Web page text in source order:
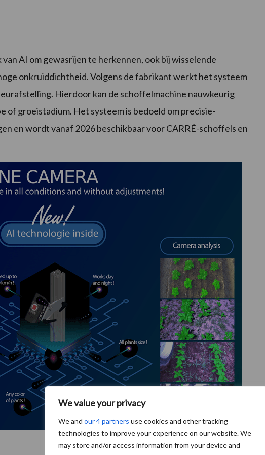
We value your privacy
We and our 4 partners use cookies and other tracking
technologies to improve your experience on our website. We
may store and/or access information from your device and
AI om gewasrijen te herkennen, ook bij wisselende
onkruiddichtheid. Volgens de fabrikant werkt het systeem
Hierdoor kan de schoffelmachine nauwkeurig
of groeistadium. Het systeem is bedoeld om precisie-
en wordt vanaf 2026 beschikbaar voor CARRÉ-schoffels en